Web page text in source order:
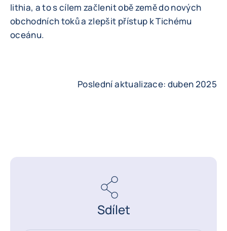
lithia, a to s cílem začlenit obě země do nových
obchodních toků a zlepšit přístup k Tichému
oceánu.
Poslední aktualizace: duben 2025
Sdílet